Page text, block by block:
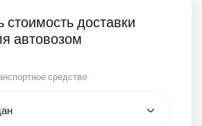
стоимость доставки
автовозом
средство